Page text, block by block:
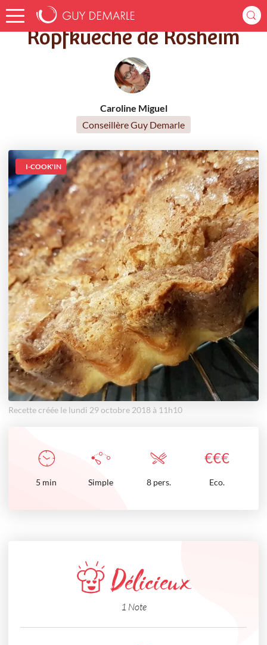
Accueil Recettes Ropfkueche de Rosheim
Ropfkueche de Rosheim
Caroline Miguel
Conseillère Guy Demarle
I-COOK'IN
Recette créée le lundi 29 octobre 2018 à 11h10
€€€
5 min Simple 8 pers. Eco.
Délicieux
1 Note